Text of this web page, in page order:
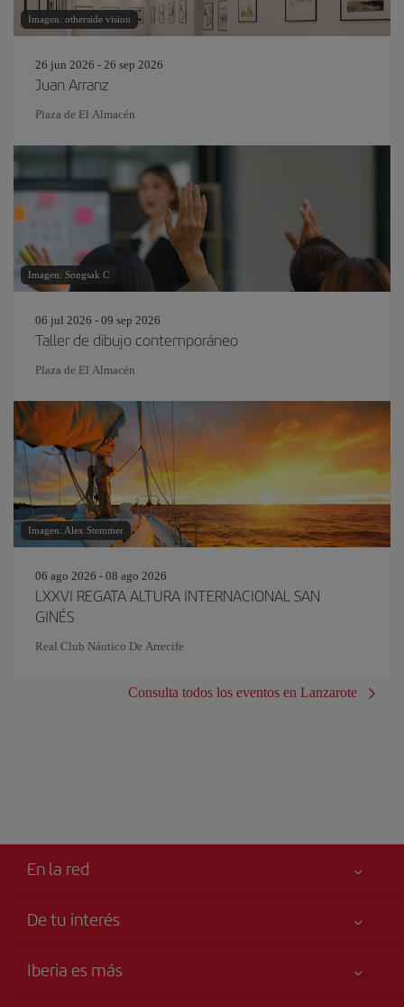
Imagen: otherside vision
26 jun 2026 - 26 sep 2026
Juan Arranz
Plaza de El Almacén
Imagen: Songsak C
06 jul 2026 - 09 sep 2026
Taller de dibujo contemporáneo
Plaza de El Almacén
Imagen: Alex Stemmer
06 ago 2026 - 08 ago 2026
LXXVI REGATA ALTURA INTERNACIONAL SAN
GINÉS
Real Club Náutico De Arrecife
Consulta todos los eventos en Lanzarote
En la red
De tu interés
Tu seguridad es lo primero
Iberia es más